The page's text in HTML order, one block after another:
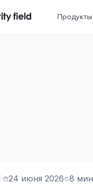
Продукты
24 июня 2026 8 мин